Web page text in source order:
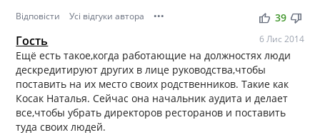
Відповісти Усі відгуки автора ••• thumb_up thumb_down
39
Гость 6 Лис 2014
Ещё есть такое,когда работающие на должностях люди
дескредитируют других в лице руководства,чтобы
поставить на их место своих родственников. Такие как
Косак Наталья. Сейчас она начальник аудита и делает
все,чтобы убрать директоров ресторанов и поставить
туда своих людей.